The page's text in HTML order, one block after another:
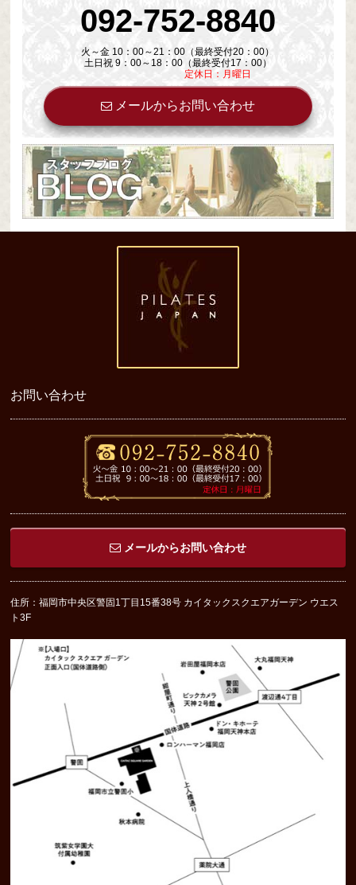
092-752-8840
火～金 10：00～21：00（最終受付20：00）
土日祝 9：00～18：00（最終受付17：00）
定休日：月曜日
メールからお問い合わせ
お問い合わせ
メールからお問い合わせ
住所：福岡市中央区警固1丁目15番38号 カイタックスクエアガーデン ウエス
ト3F